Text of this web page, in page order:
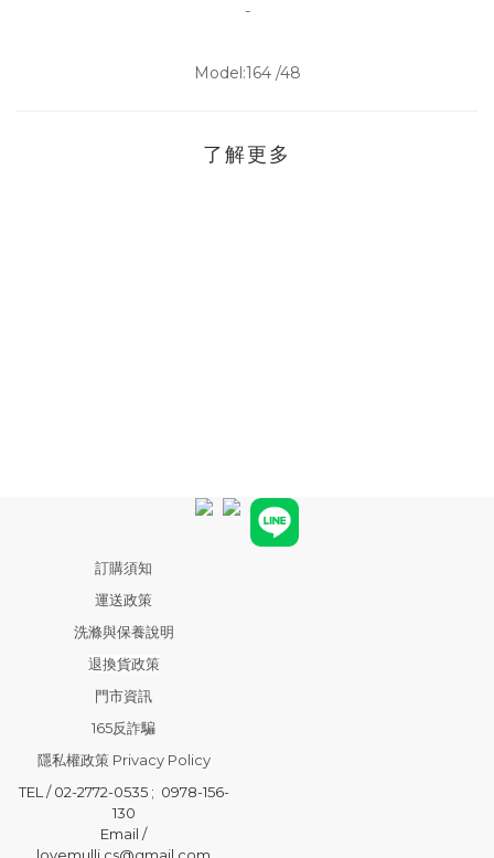
-
Model:164 /48
了解更多
訂購須知
運送政策
洗滌與保養說明
退換貨政策
門市資訊
165反詐騙
隱私權政策 Privacy Policy
TEL / 02-2772-0535 ; 0978-156-
130
Email /